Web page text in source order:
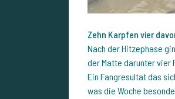
Zehn Karpfen vier
Nach der Hitzephase
der Matte darunter vier
Ein Fangresultat das
was die Woche